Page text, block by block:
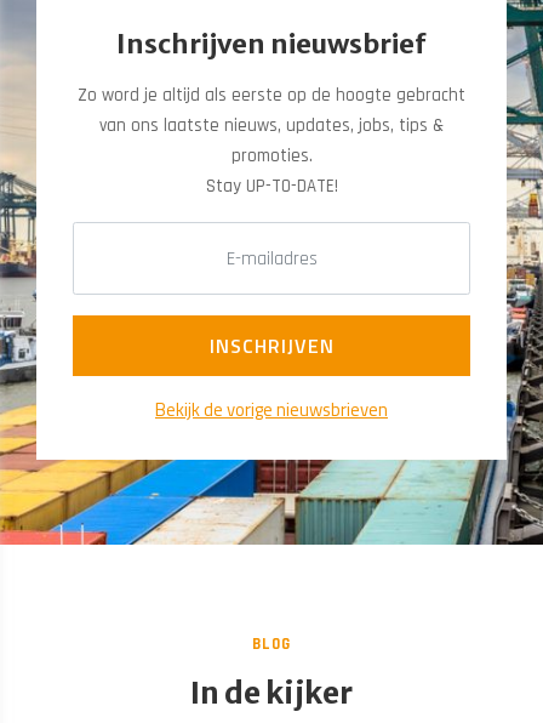
Inschrijven nieuwsbrief
Zo word je altijd als eerste op de hoogte gebracht
van ons laatste nieuws, updates, jobs, tips &
promoties.
​​​​​​​Stay UP-TO-DATE!
Bekijk de vorige nieuwsbrieven
BLOG
In de kijker